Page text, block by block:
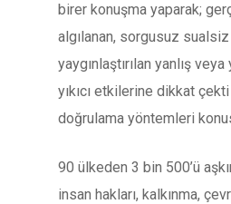
birer konuşma yaparak;
algılanan, sorgusuz
yaygınlaştırılan yanlış
yıkıcı etkilerine dikkat
doğrulama yöntemleri
90 ülkeden 3 bin 500’ü
insan hakları, kalkınma,